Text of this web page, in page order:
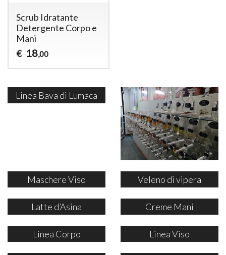
Scrub Idratante
Detergente Corpo e
Mani
€ 18,00
Linea Bava di Lumaca
Maschere Viso Veleno di vipera
Latte d’Asina Creme Mani
Linea Corpo Linea Viso